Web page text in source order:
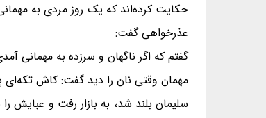
حکایت کرده‌اند که یک روز مردی به
عذرخواهی گفت:
گفتم که اگر ناگهان و سرزده به مهمانی
مهمان وقتی نان را دید گفت: کاش تکه‌ای
سلیمان بلند شد، به بازار رفت و عبایش